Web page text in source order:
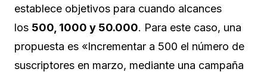
establece objetivos para cuando alcances
los 500, 1000 y 50.000. Para este caso, una
propuesta es «Incrementar a 500 el número de
suscriptores en marzo, mediante una campaña